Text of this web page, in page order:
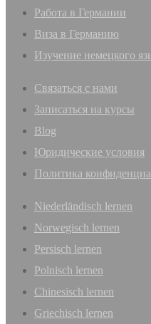
Pабота в Германии
Виза в Германию
Изучение немецкого
Связаться с нами
Записаться на курсы
Blog
Юридические условия
Политика
Niederländisch lernen
Norwegisch lernen
Persisch lernen
Polnisch lernen
Chinesisch lernen
Griechisch lernen